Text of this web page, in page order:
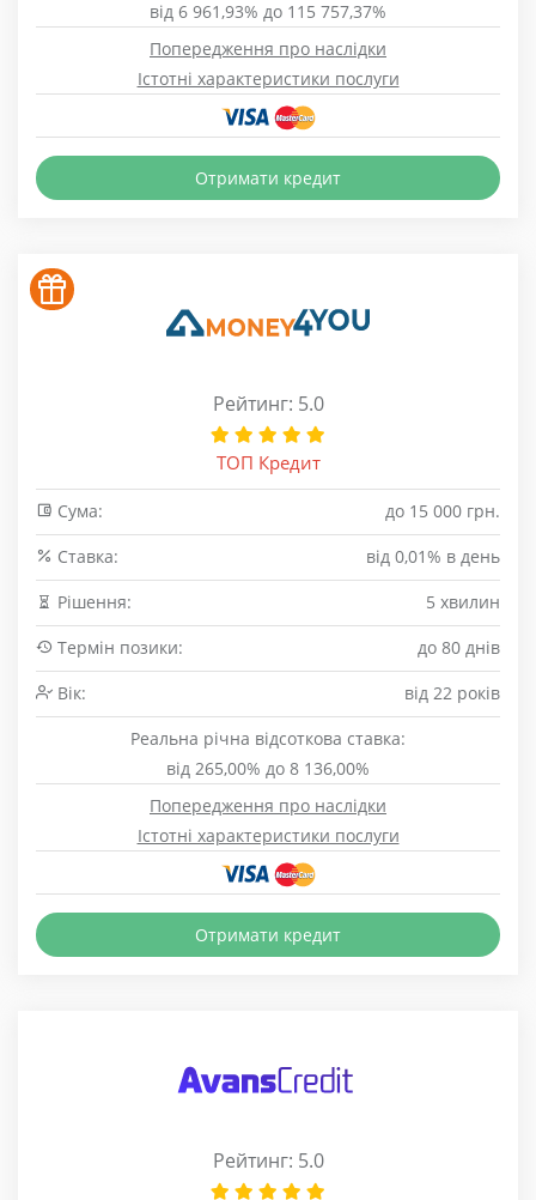
від 6 961,93% до 115 757,37%
Попередження про наслідки
Істотні характеристики послуги
Отримати кредит
Рейтинг: 5.0
ТОП Кредит
Сума:
до 15 000 грн.
Cтавка:
від 0,01% в день
Рішення:
5 хвилин
Термін позики:
до 80 днів
Вік:
від 22 років
Реальна річна відсоткова ставка:
від 265,00% до 8 136,00%
Попередження про наслідки
Істотні характеристики послуги
Отримати кредит
Рейтинг: 5.0